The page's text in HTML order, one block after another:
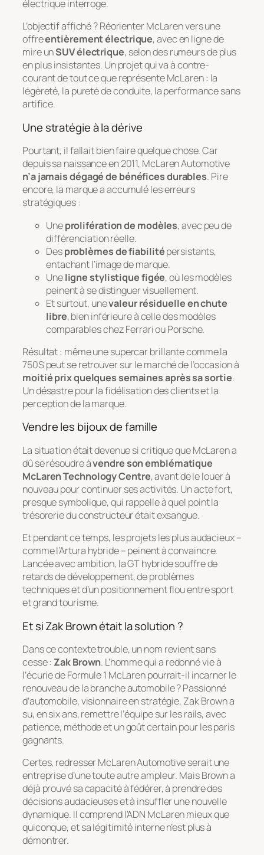
électrique interroge.
L’objectif affiché ? Réorienter McLaren vers une
offreentièrement électrique, avec en ligne de
mire unSUV électrique, selon des rumeurs de plus
en plus insistantes. Un projet qui va à contre-
courant de tout ce que représente McLaren : la
légèreté, la pureté de conduite, la performance sans
artifice.
Une stratégie à la dérive
Pourtant, il fallait bien faire quelque chose. Car
depuis sa naissance en 2011, McLaren Automotive
n’a jamais dégagé de bénéfices durables. Pire
encore, la marque a accumulé les erreurs
stratégiques :
Uneprolifération de modèles, avec peu de
différenciation réelle.
Desproblèmes de fiabilitépersistants,
entachant l’image de marque.
Uneligne stylistique figée, où les modèles
peinent à se distinguer visuellement.
Et surtout, unevaleur résiduelle en chute
libre, bien inférieure à celle des modèles
comparables chez Ferrari ou Porsche.
Résultat : même une supercar brillante comme la
750S peut se retrouver sur le marché de l’occasion à
moitié prix quelques semaines après sa sortie.
Un désastre pour la fidélisation des clients et la
perception de la marque.
Vendre les bijoux de famille
La situation était devenue si critique que McLaren a
dû se résoudre àvendre son emblématique
McLaren Technology Centre, avant de le louer à
nouveau pour continuer ses activités. Un acte fort,
presque symbolique, qui rappelle à quel point la
trésorerie du constructeur était exsangue.
Et pendant ce temps, les projets les plus audacieux –
comme l’Artura hybride – peinent à convaincre.
Lancée avec ambition, la GT hybride souffre de
retards de développement, de problèmes
techniques et d’un positionnement flou entre sport
et grand tourisme.
Et si Zak Brown était la solution ?
Dans ce contexte trouble, un nom revient sans
cesse : Zak Brown. L’homme qui a redonné vie à
l’écurie de Formule 1 McLaren pourrait-il incarner le
renouveau de la branche automobile ? Passionné
d’automobile, visionnaire en stratégie, Zak Brown a
su, en six ans, remettre l’équipe sur les rails, avec
patience, méthode et un goût certain pour les paris
gagnants.
Certes, redresser McLaren Automotive serait une
entreprise d’une toute autre ampleur. Mais Brown a
déjà prouvé sa capacité à fédérer, à prendre des
décisions audacieuses et à insuffler une nouvelle
dynamique. Il comprend l’ADN McLaren mieux que
quiconque, et sa légitimité interne n’est plus à
démontrer.